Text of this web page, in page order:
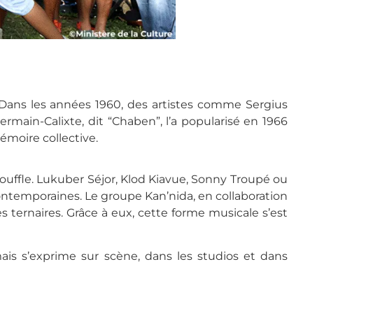
les années 1960, des artistes comme Sergius
Calixte, dit “Chaben”, l’a popularisé en 1966
collective.
Lukuber Séjor, Klod Kiavue, Sonny Troupé ou
Le groupe Kan’nida, en collaboration
ternaires. Grâce à eux, cette forme musicale s’est
s’exprime sur scène, dans les studios et dans